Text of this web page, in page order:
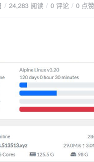
压 wget
kwaitsing/Artemis/
ws://
一样，MyServer可以随意
restart ArtemisClient其它
kwaitsing/Artemis/blob/
connect-networks/get-
depends_on: - dashboard服务端映射到
管理页 https://
配置/
hostname真实IP请求
右上角复制安装命令，
安装 AGENT(可选)其他后
24,283 阅读 0 评论 0 点赞